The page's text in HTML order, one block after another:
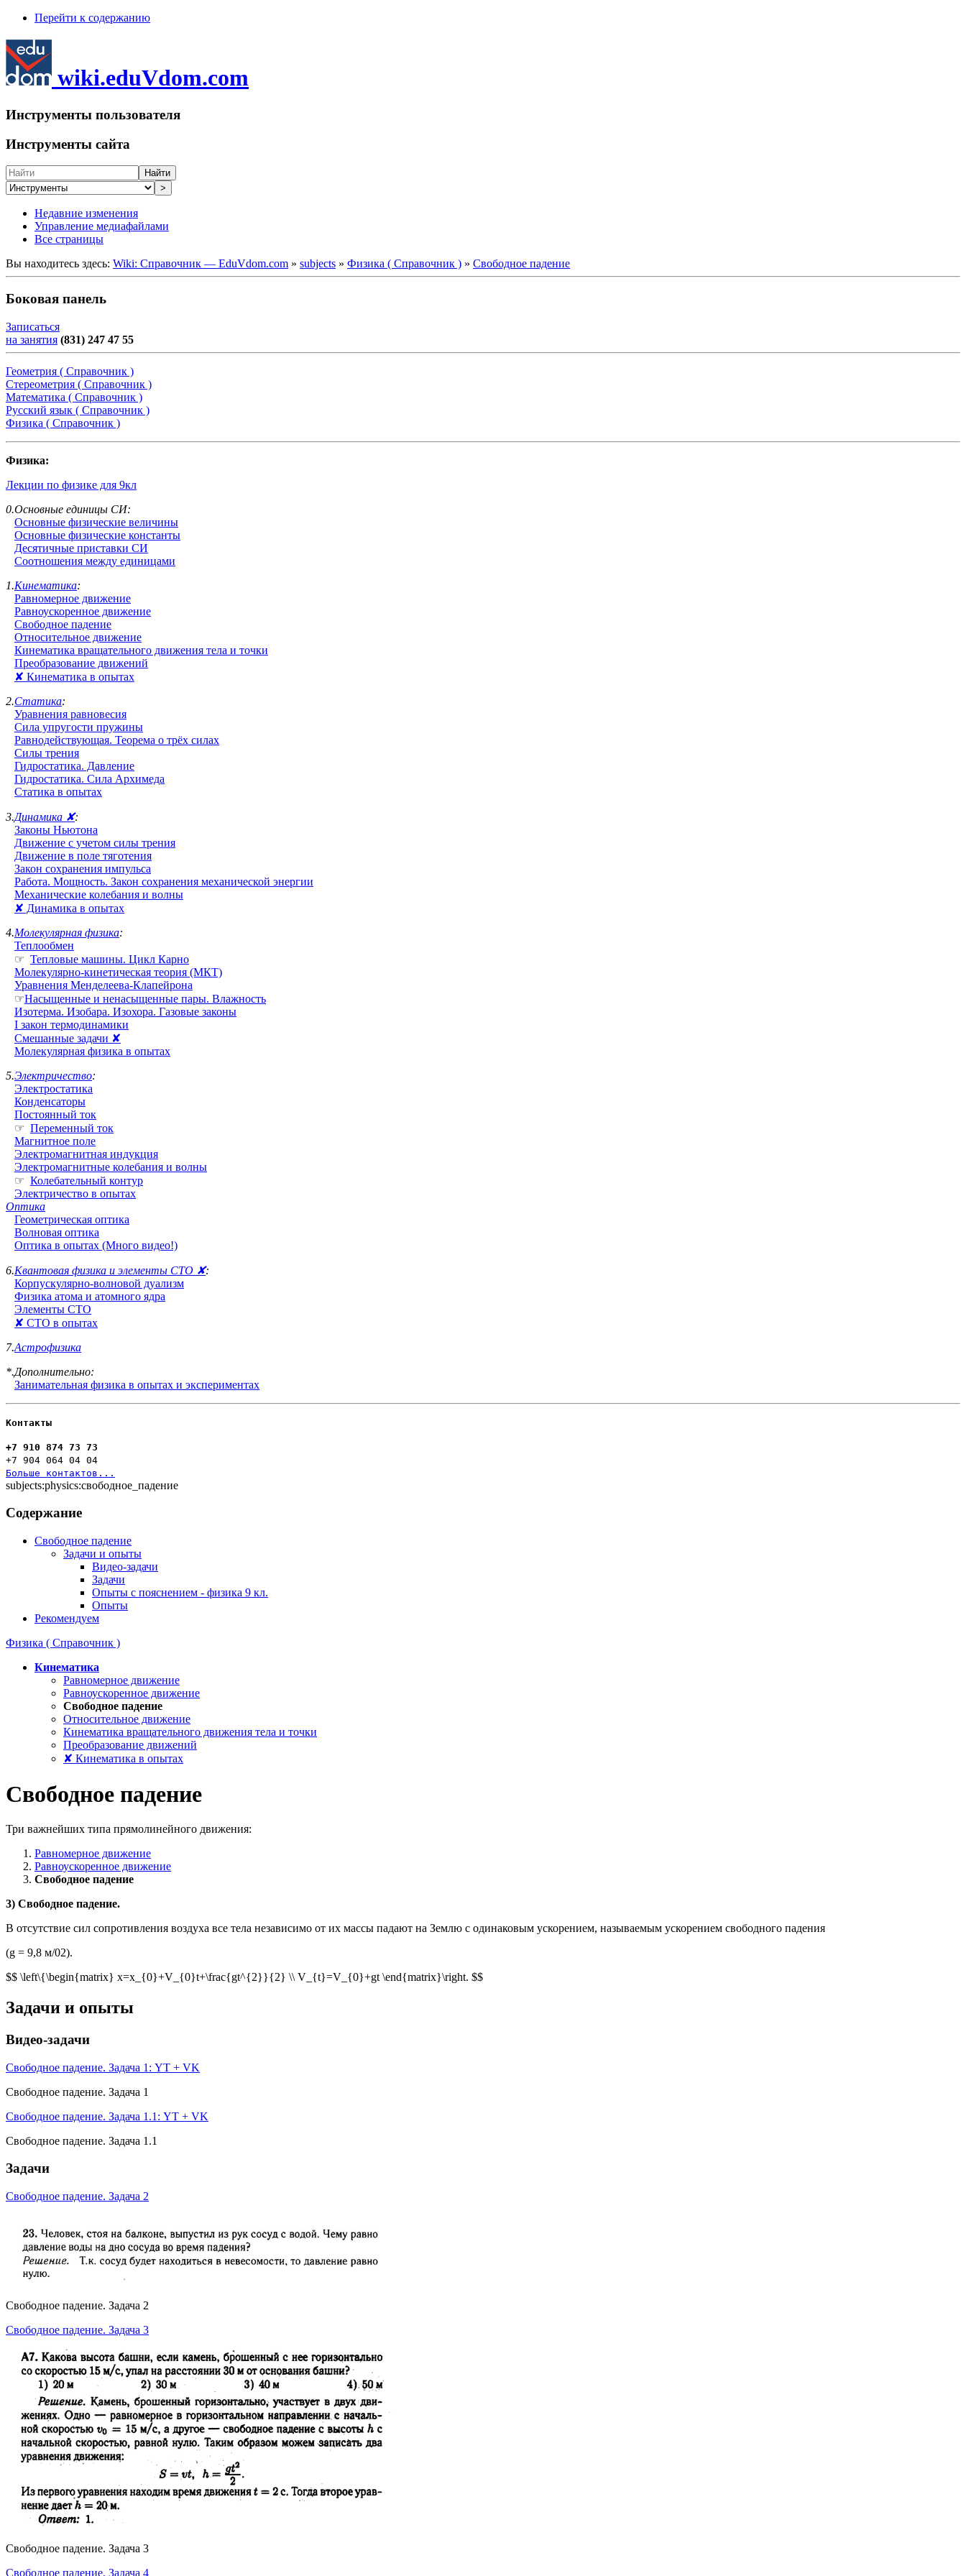
Перейти к содержанию
wiki.eduVdom.com
Инструменты пользователя
Инструменты сайта
Найти
>
Недавние изменения
Управление медиафайлами
Все страницы
Вы находитесь здесь: Wiki: Справочник — EduVdom.com » subjects » Физика ( Справочник ) » Свободное падение
Боковая панель
Записаться
на занятия (831) 247 47 55
Геометрия ( Справочник )
Стереометрия ( Справочник )
Математика ( Справочник )
Русский язык ( Справочник )
Физика ( Справочник )
Физика:
Лекции по физике для 9кл
0.Основные единицы СИ:
Основные физические величины
Основные физические константы
Десятичные приставки СИ
Соотношения между единицами
1.Кинематика:
Равномерное движение
Равноускоренное движение
Свободное падение
Относительное движение
Кинематика вращательного движения тела и точки
Преобразование движений
✘ Кинематика в опытах
2.Статика:
Уравнения равновесия
Сила упругости пружины
Равнодействующая. Теорема о трёх силах
Силы трения
Гидростатика. Давление
Гидростатика. Сила Архимеда
Статика в опытах
3.Динамика ✘:
Законы Ньютона
Движение с учетом силы трения
Движение в поле тяготения
Закон сохранения импульса
Работа. Мощность. Закон сохранения механической энергии
Механические колебания и волны
✘ Динамика в опытах
4.Молекулярная физика:
Теплообмен
☞ Тепловые машины. Цикл Карно
Молекулярно-кинетическая теория (МКТ)
Уравнения Менделеева-Клапейрона
☞Насыщенные и ненасыщенные пары. Влажность
Изотерма. Изобара. Изохора. Газовые законы
I закон термодинамики
Смешанные задачи ✘
Молекулярная физика в опытах
5.Электричество:
Электростатика
Конденсаторы
Постоянный ток
☞ Переменный ток
Магнитное поле
Электромагнитная индукция
Электромагнитные колебания и волны
☞ Колебательный контур
Электричество в опытах
Оптика
Геометрическая оптика
Волновая оптика
Оптика в опытах (Много видео!)
6.Квантовая физика и элементы СТО ✘:
Корпускулярно-волновой дуализм
Физика атома и атомного ядра
Элементы СТО
✘ СТО в опытах
7.Астрофизика
*.Дополнительно:
Занимательная физика в опытах и экспериментах
Контакты
+7 910 874 73 73
+7 904 064 04 04
Больше контактов...
subjects:physics:свободное_падение
Содержание
Свободное падение
Задачи и опыты
Видео-задачи
Задачи
Опыты с пояснением - физика 9 кл.
Опыты
Рекомендуем
Физика ( Справочник )
Кинематика
Равномерное движение
Равноускоренное движение
Свободное падение
Относительное движение
Кинематика вращательного движения тела и точки
Преобразование движений
✘ Кинематика в опытах
Свободное падение
Три важнейших типа прямолинейного движения:
Равномерное движение
Равноускоренное движение
Свободное падение
3) Свободное падение.
В отсутствие сил сопротивления воздуха все тела независимо от их массы падают на Землю с одинаковым ускорением, называемым ускорением свободного падения
(g = 9,8 м/02).
$$ \left\{\begin{matrix} x=x_{0}+V_{0}t+\frac{gt^{2}}{2} \\ V_{t}=V_{0}+gt \end{matrix}\right. $$
Задачи и опыты
Видео-задачи
Свободное падение. Задача 1: YT + VK
Свободное падение. Задача 1
Свободное падение. Задача 1.1: YT + VK
Свободное падение. Задача 1.1
Задачи
Свободное падение. Задача 2
Свободное падение. Задача 2
Свободное падение. Задача 3
Свободное падение. Задача 3
Свободное падение. Задача 4